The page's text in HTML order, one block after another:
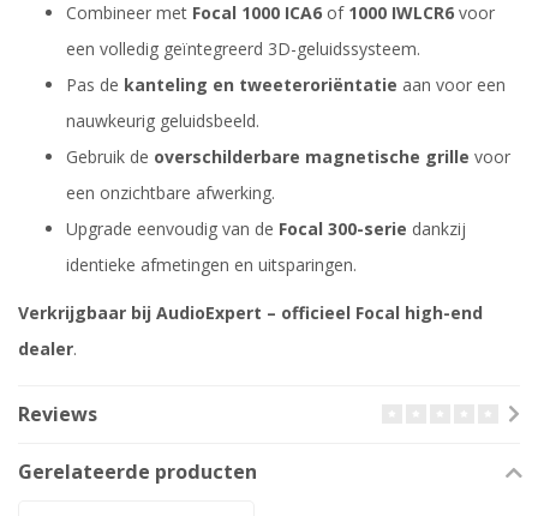
Combineer met Focal 1000 ICA6 of 1000 IWLCR6 voor
een volledig geïntegreerd 3D-geluidssysteem.
Pas de kanteling en tweeteroriëntatie aan voor een
nauwkeurig geluidsbeeld.
Gebruik de overschilderbare magnetische grille voor
een onzichtbare afwerking.
Upgrade eenvoudig van de Focal 300-serie dankzij
identieke afmetingen en uitsparingen.
Verkrijgbaar bij AudioExpert – officieel Focal high-end
dealer.
Reviews
Gerelateerde producten